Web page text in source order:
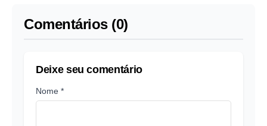
Comentários (0)
Deixe seu comentário
Nome *